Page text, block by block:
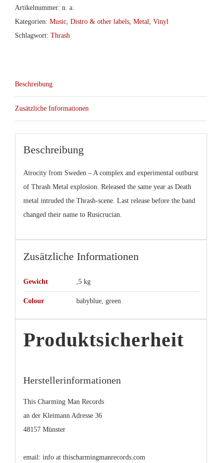
Be
Or
Not
(Dark
Artikelnummer: n. a.
Kategorien: Music Distro & other labels Metal Vinyl
Schlagwort: Thrash
Beschreibung
Zusätzliche Informationen
Beschreibung
Atrocity from Sweden – A complex and experimental outburst
of Thrash Metal explosion. Released the same year as Death
metal intruded the Thrash-scene. Last release before the band
changed their name to Rusicrucian.
Zusätzliche Informationen
Gewicht ,5 kg
Colour babyblue, green
Produktsicherheit
Herstellerinformationen
This Charming Man Records
an der Kleimann Adresse 36
48157 Münster
email: info at thischarmingmanrecords.com